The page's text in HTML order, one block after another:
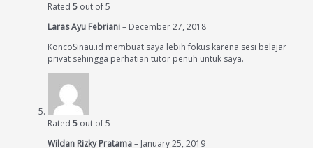
Rated 5 out of 5
Laras Ayu Febriani– December 27, 2018
KoncoSinau.id membuat saya lebih fokus karena sesi belajar
privat sehingga perhatian tutor penuh untuk saya.
Rated 5 out of 5
Wildan Rizky Pratama– January 25, 2019